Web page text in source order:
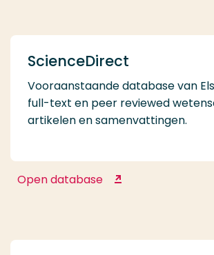
ScienceDirect
Vooraanstaande database van
full-text en peer reviewed
artikelen en samenvattingen.
Open database ScienceDirect